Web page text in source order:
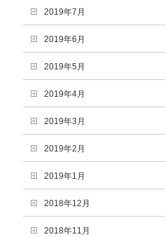
2019年7月
2019年6月
2019年5月
2019年4月
2019年3月
2019年2月
2019年1月
2018年12月
2018年11月